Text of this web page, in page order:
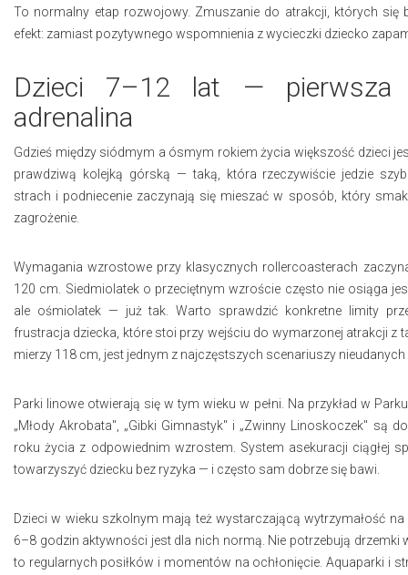
To normalny etap rozwojowy. Zmuszanie do atrakcji, których się
efekt: zamiast pozytywnego wspomnienia z wycieczki dziecko
Dzieci 7–12 lat — pierwsza
adrenalina
Gdzieś między siódmym a ósmym rokiem życia większość dzieci
prawdziwą kolejką górską — taką, która rzeczywiście jedzie
strach i podniecenie zaczynają się mieszać w sposób, który
zagrożenie.
Wymagania wzrostowe przy klasycznych rollercoasterach
120 cm. Siedmiolatek o przeciętnym wzroście często nie osiąga
ale ośmiolatek — już tak. Warto sprawdzić konkretne limity
frustracja dziecka, które stoi przy wejściu do wymarzonej atrakcji z
mierzy 118 cm, jest jednym z najczęstszych scenariuszy nieudanych
Parki linowe otwierają się w tym wieku w pełni. Na przykład w
„Młody Akrobata", „Gibki Gimnastyk" i „Zwinny Linoskoczek" są
roku życia z odpowiednim wzrostem. System asekuracji ciągłej
towarzyszyć dziecku bez ryzyka — i często sam dobrze się bawi.
Dzieci w wieku szkolnym mają też wystarczającą wytrzymałość
6–8 godzin aktywności jest dla nich normą. Nie potrzebują drzemki
to regularnych posiłków i momentów na ochłonięcie. Aquaparki i